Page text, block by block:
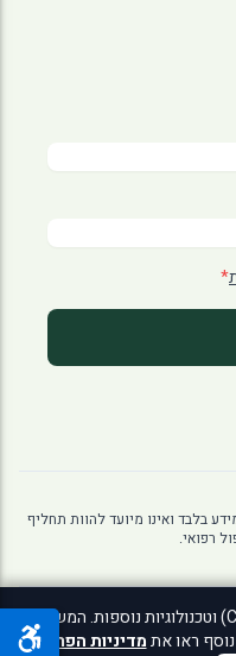
*
בלבד ואינו מיועד להוות תחליף
רפואי.
אתר זה עושה שימוש בעוגיות (Cookies) וטכנולוגיות נוספות. המשך
ראו אתמדיניות הפרטיות.